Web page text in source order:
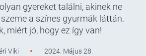
gyereket találni, akinek ne
a színes gyurmák láttán.
miért jó, hogy ez így van!
Viki 2024. Május 28.